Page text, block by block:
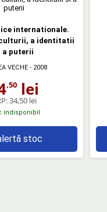
internationale.
a identitatii
a puterii
VECHE - 2008
,50 lei
34,50 lei
indisponibil
stoc